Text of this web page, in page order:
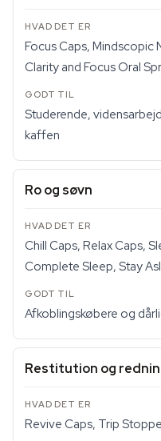
Focus Caps, Mindscopic
Clarity and Focus Oral
Studerende,
kaffen
Ro og søvn
Chill Caps, Relax Caps,
Complete Sleep, Stay
Afkoblingskøbere og
Restitution og
Revive Caps, Trip